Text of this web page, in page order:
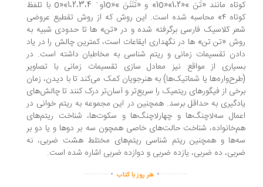
کوتاه مانند «تَنَ »«1o»«1،2» و «تَنَنَنَ »«1oو َ o»«1،2،3،4 با تلفظ
کوتاه ۴» محاسبه شده است. این روش که از روش تقطیع عروضی
کلاسیک فارسی برگرفته شده و در «تن» ها تا حدودی شبیه به
«تن تن» ها در نگهداری ایقاعات است، کمترین چالش را در یاد
تقسیمات زمانی و ریتم شناسی به مخاطبان داشته است. در
از مواقع نیز معادل سازی تقسیمات زمانی با تصاویر
یا شماتیک‌ها) به هنرجویان کمک می‌کند تا با دیدن، زمان
از فیگورهای ریتمیک را سریع‌تر و آسان‌تر درک کنند تا چالش‌های
به حداقل برسد. همچنین در این مجموعه به ریتم خوانی در
سه‌لاچنگ‌ها و چهارلاچنگ‌ها و سکوت‌ها، شناخت ریتم‌های
شناخت حالت‌های خاصی همچون سه بر دوها و یا دو بر
و همچنین ریتم شناسی ریتم‌های مختلط هشت ضربی، نه
ده ضربی، یازده ضربی و دوازده ضربی اشاره شده است.
...............
. هر روز با کتاب.
..............